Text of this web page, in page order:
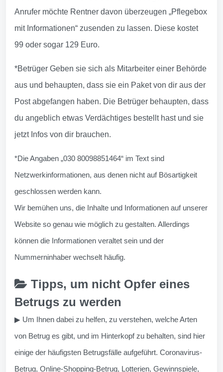
Anrufer möchte Rentner davon überzeugen „Pflegebox
mit Informationen“ zusenden zu lassen. Diese kostet
99 oder sogar 129 Euro.
*Betrüger Geben sie sich als Mitarbeiter einer Behörde
aus und behaupten, dass sie ein Paket von dir aus der
Post abgefangen haben. Die Betrüger behaupten, dass
du angeblich etwas Verdächtiges bestellt hast und sie
jetzt Infos von dir brauchen.
*Die Angaben „030 80098851464“ im Text sind
Netzwerkinformationen, aus denen nicht auf Bösartigkeit
geschlossen werden kann.
Wir bemühen uns, die Inhalte und Informationen auf unserer
Website so genau wie möglich zu gestalten. Allerdings
können die Informationen veraltet sein und der
Nummerninhaber wechselt häufig.
Tipps, um nicht Opfer eines
Betrugs zu werden
▶ Um Ihnen dabei zu helfen, zu verstehen, welche Arten
von Betrug es gibt, und im Hinterkopf zu behalten, sind hier
einige der häufigsten Betrugsfälle aufgeführt. Coronavirus-
Betrug, Online-Shopping-Betrug, Lotterien, Gewinnspiele,